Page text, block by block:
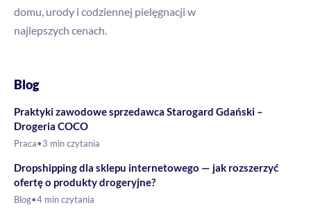
domu, urody i codziennej pielęgnacji w
najlepszych cenach.
Blog
Praktyki zawodowe sprzedawca Starogard Gdański –
Drogeria COCO
Praca•3 min czytania
Dropshipping dla sklepu internetowego — jak rozszerzyć
ofertę o produkty drogeryjne?
Blog•4 min czytania